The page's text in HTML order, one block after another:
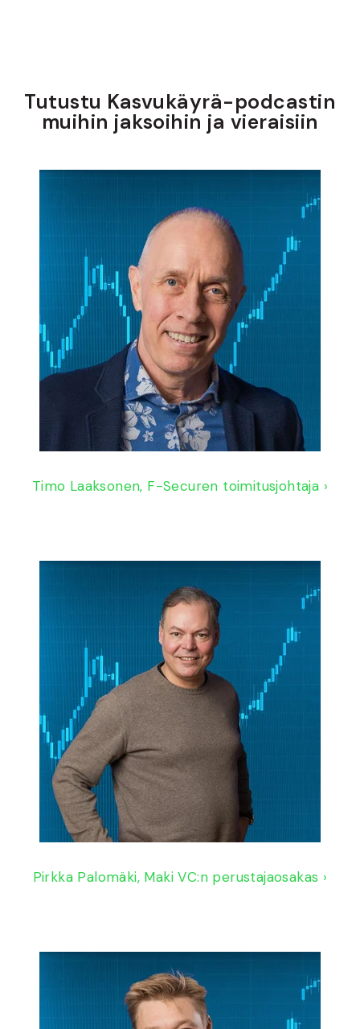
Tutustu Kasvukäyrä-podcastin
muihin jaksoihin ja vieraisiin
Timo Laaksonen, F-Securen toimitusjohtaja ›
Pirkka Palomäki, Maki VC:n perustajaosakas ›